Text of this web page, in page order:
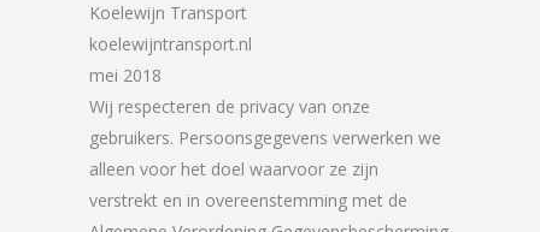
Koelewijn Transport
koelewijntransport.nl
mei 2018
Wij respecteren de privacy van onze
gebruikers. Persoonsgegevens verwerken we
alleen voor het doel waarvoor ze zijn
verstrekt en in overeenstemming met de